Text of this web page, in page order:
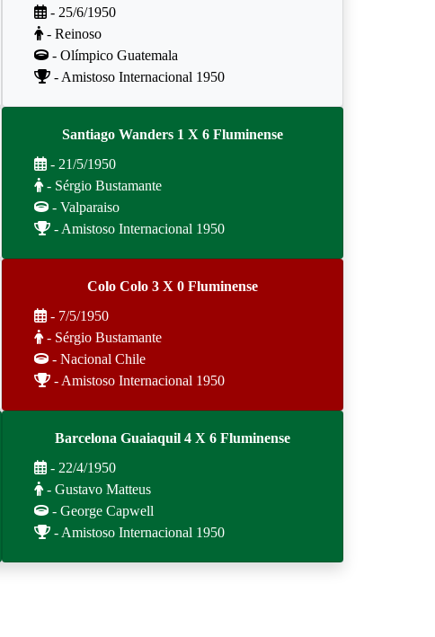
- 25/6/1950
- Reinoso
- Olímpico Guatemala
- Amistoso Internacional 1950
Santiago Wanders 1 X 6 Fluminense
- 21/5/1950
- Sérgio Bustamante
- Valparaiso
- Amistoso Internacional 1950
Colo Colo 3 X 0 Fluminense
- 7/5/1950
- Sérgio Bustamante
- Nacional Chile
- Amistoso Internacional 1950
Barcelona Guaiaquil 4 X 6 Fluminense
- 22/4/1950
- Gustavo Matteus
- George Capwell
- Amistoso Internacional 1950